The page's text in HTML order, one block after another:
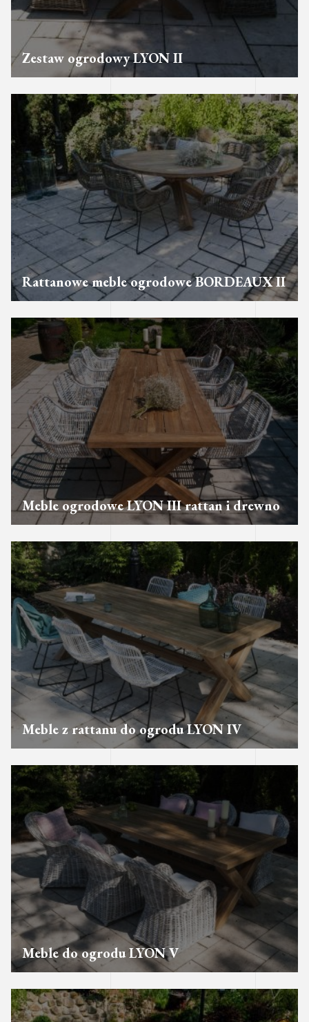
Zestaw ogrodowy LYON II
Rattanowe meble ogrodowe BORDEAUX II
Meble ogrodowe LYON III rattan i drewno
Meble z rattanu do ogrodu LYON IV
Meble do ogrodu LYON V